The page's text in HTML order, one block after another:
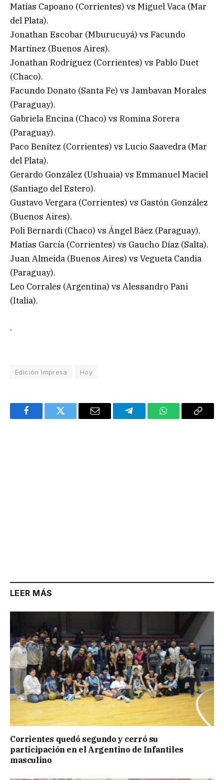
Matías Capoano (Corrientes) vs Miguel Vaca (Mar
del Plata).
Jonathan Escobar (Mburucuyá) vs Facundo
Martínez (Buenos Aires).
Jonathan Rodríguez (Corrientes) vs Pablo Duet
(Chaco).
Facundo Donato (Santa Fe) vs Jambavan Morales
(Paraguay).
Gabriela Encina (Chaco) vs Romina Sorera
(Paraguay).
Paco Benítez (Corrientes) vs Lucio Saavedra (Mar
del Plata).
Gerardo González (Ushuaia) vs Emmanuel Maciel
(Santiago del Estero).
Gustavo Vergara (Corrientes) vs Gastón González
(Buenos Aires).
Poli Bernardi (Chaco) vs Ángel Báez (Paraguay).
Matías García (Corrientes) vs Gaucho Díaz (Salta).
Juan Almeida (Buenos Aires) vs Vegueta Candia
(Paraguay).
Leo Corrales (Argentina) vs Alessandro Pani
(Italia).
.
Edición Impresa Hoy
FacebookTwitter Email TelegramWhatsAppCopy
LEER MÁS
Corrientes quedó segundo y cerró su
participación en el Argentino de Infantiles
masculino